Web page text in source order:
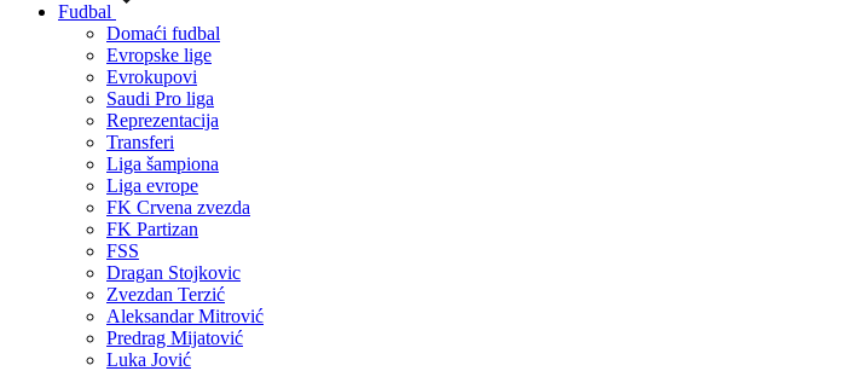
Fudbal
Domaći fudbal
Evropske lige
Evrokupovi
Saudi Pro liga
Reprezentacija
Transferi
Liga šampiona
Liga evrope
FK Crvena zvezda
FK Partizan
FSS
Dragan Stojkovic
Zvezdan Terzić
Aleksandar Mitrović
Predrag Mijatović
Luka Jović